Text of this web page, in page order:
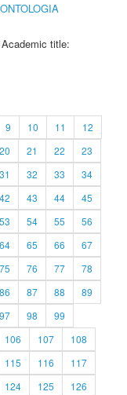
title:
9 10 11
12
20 21 22
23
31 32 33
34
42 43 44
45
53 54 55
56
64 65 66
67
75 76 77
78
86 87 88
89
97 98
99
106 107
108
115 116
117
124 125
126